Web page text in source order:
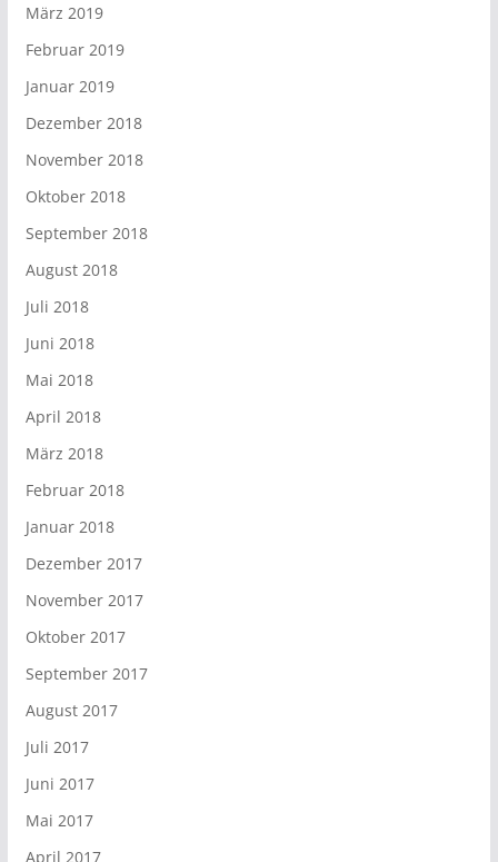
März 2019
Februar 2019
Januar 2019
Dezember 2018
November 2018
Oktober 2018
September 2018
August 2018
Juli 2018
Juni 2018
Mai 2018
April 2018
März 2018
Februar 2018
Januar 2018
Dezember 2017
November 2017
Oktober 2017
September 2017
August 2017
Juli 2017
Juni 2017
Mai 2017
April 2017